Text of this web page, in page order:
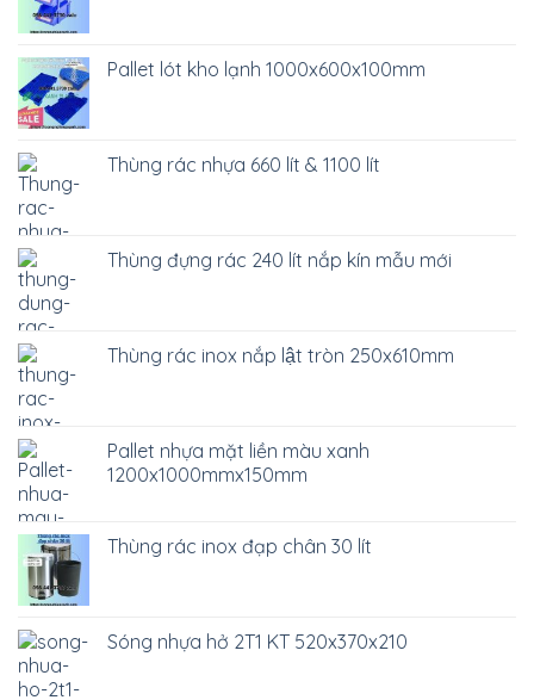
Pallet lót kho lạnh 1000x600x100mm
Thùng rác nhựa 660 lít & 1100 lít
Thùng đựng rác 240 lít nắp kín mẫu mới
Thùng rác inox nắp lật tròn 250x610mm
Pallet nhựa mặt liền màu xanh
1200x1000mmx150mm
Thùng rác inox đạp chân 30 lít
Sóng nhựa hở 2T1 KT 520x370x210